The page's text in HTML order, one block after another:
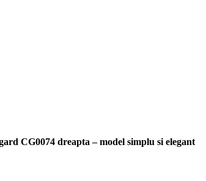
CG0074 dreapta – model simplu si elegant